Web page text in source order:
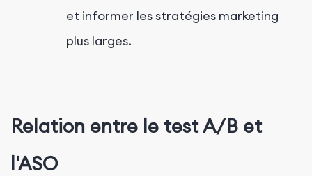
et informer les stratégies marketing
plus larges.
Relation entre le test A/B et
l'ASO